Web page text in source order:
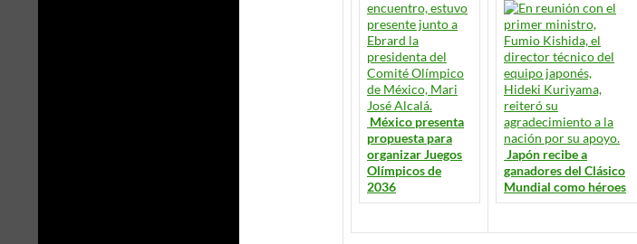
México presenta
propuesta para
organizar Juegos
Olímpicos de
2036
Japón recibe a
ganadores del Clásico
Mundial como héroes